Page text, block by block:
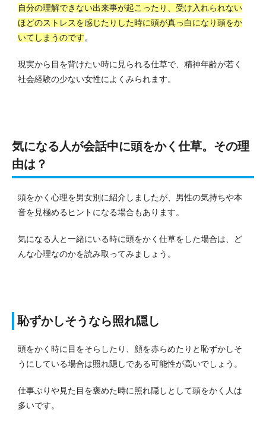
自分の理解できない出来事が起こったり、受け入れられない
ほどのストレスを感じたりした時に頭が真っ白になり頭をか
いてしまうのです。
現実から目を背けたい時に見られる仕草で、精神年齢が若く
社会経験の少ない女性によくみられます。
気になる人が会話中に頭をかく仕草。その理
由は？
頭をかく心理を男女別に紹介しましたが、男性の気持ちや本
音を見極めるヒントになる場合もあります。
気になる人と一緒にいる時に頭をかく仕草をした場合は、ど
んな心理なのかを読み取ってみましょう。
恥ずかしそうなら照れ隠し
頭をかく時に目をそらしたり、顔を赤らめたりと恥ずかしそ
うにしている場合は照れ隠しである可能性が高いでしょう。
仕事ぶりや見た目を褒めた時に照れ隠しとして頭をかく人は
多いです。